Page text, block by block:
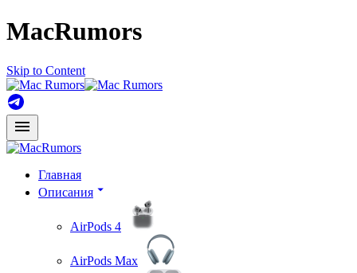
MacRumors
Skip to Content
Главная
Описания
AirPods 4
AirPods Max